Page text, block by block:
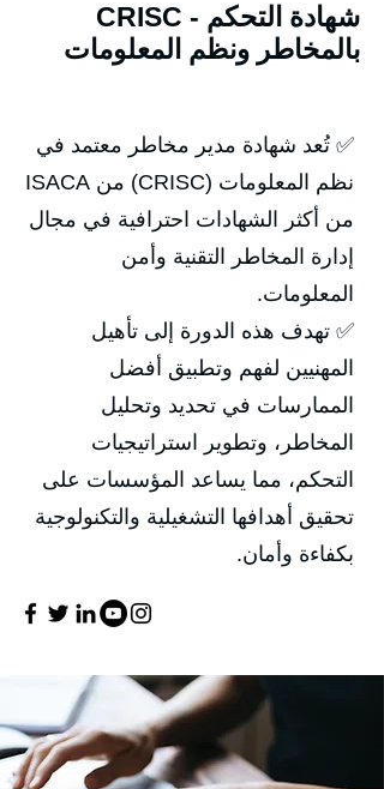
CRISC - شهادة التحكم
بالمخاطر ونظم المعلومات
✅ تُعد شهادة مدير مخاطر معتمد في
نظم المعلومات (CRISC) من ISACA
من أكثر الشهادات احترافية في مجال
إدارة المخاطر التقنية وأمن
المعلومات.
✅ تهدف هذه الدورة إلى تأهيل
المهنيين لفهم وتطبيق أفضل
الممارسات في تحديد وتحليل
المخاطر، وتطوير استراتيجيات
التحكم، مما يساعد المؤسسات على
تحقيق أهدافها التشغيلية والتكنولوجية
بكفاءة وأمان.